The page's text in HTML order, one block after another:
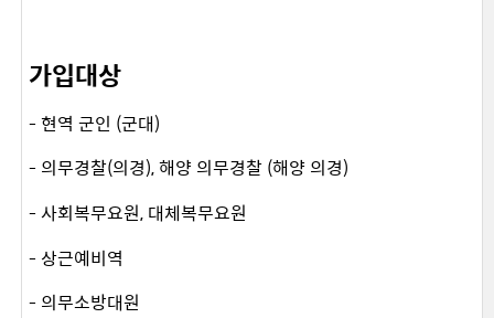
가입대상
- 현역 군인 (군대)
- 의무경찰(의경), 해양 의무경찰 (해양 의경)
- 사회복무요원, 대체복무요원
- 상근예비역
- 의무소방대원